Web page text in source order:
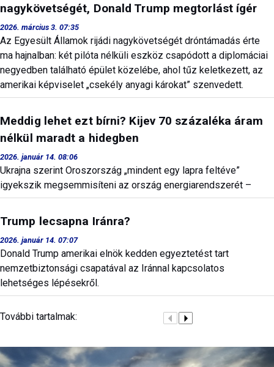
nagykövetségét, Donald Trump megtorlást ígér
2026. március 3. 07:35
Az Egyesült Államok rijádi nagykövetségét dróntámadás érte
ma hajnalban: két pilóta nélküli eszköz csapódott a diplomáciai
negyedben található épület közelébe, ahol tűz keletkezett, az
amerikai képviselet „csekély anyagi károkat” szenvedett.
Meddig lehet ezt bírni? Kijev 70 százaléka áram
nélkül maradt a hidegben
2026. január 14. 08:06
Ukrajna szerint Oroszország „mindent egy lapra feltéve”
igyekszik megsemmisíteni az ország energiarendszerét –
Trump lecsapna Iránra?
2026. január 14. 07:07
Donald Trump amerikai elnök kedden egyeztetést tart
nemzetbiztonsági csapatával az Iránnal kapcsolatos
lehetséges lépésekről.
További tartalmak: